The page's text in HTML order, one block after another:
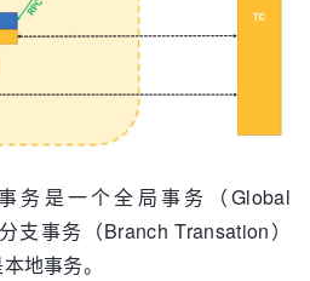
务是一个全局事务（Global
支事务（Branch Transation）
地事务。